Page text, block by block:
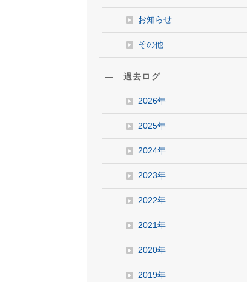
お知らせ
その他
― 過去ログ
2026年
2025年
2024年
2023年
2022年
2021年
2020年
2019年